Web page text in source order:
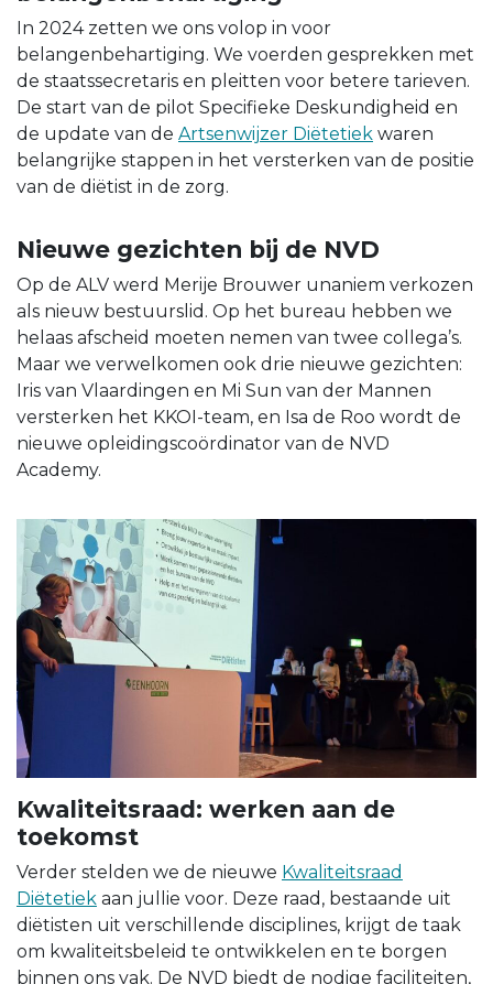
In 2024 zetten we ons volop in voor
belangenbehartiging. We voerden gesprekken met
de staatssecretaris en pleitten voor betere tarieven.
De start van de pilot Specifieke Deskundigheid en
de update van de Artsenwijzer Diëtetiek waren
belangrijke stappen in het versterken van de positie
van de diëtist in de zorg.
Nieuwe gezichten bij de NVD
Op de ALV werd Merije Brouwer unaniem verkozen
als nieuw bestuurslid. Op het bureau hebben we
helaas afscheid moeten nemen van twee collega’s.
Maar we verwelkomen ook drie nieuwe gezichten:
Iris van Vlaardingen en Mi Sun van der Mannen
versterken het KKOI-team, en Isa de Roo wordt de
nieuwe opleidingscoördinator van de NVD
Academy.
Kwaliteitsraad: werken aan de
toekomst
Verder stelden we de nieuwe Kwaliteitsraad
Diëtetiek aan jullie voor. Deze raad, bestaande uit
diëtisten uit verschillende disciplines, krijgt de taak
om kwaliteitsbeleid te ontwikkelen en te borgen
binnen ons vak. De NVD biedt de nodige faciliteiten,